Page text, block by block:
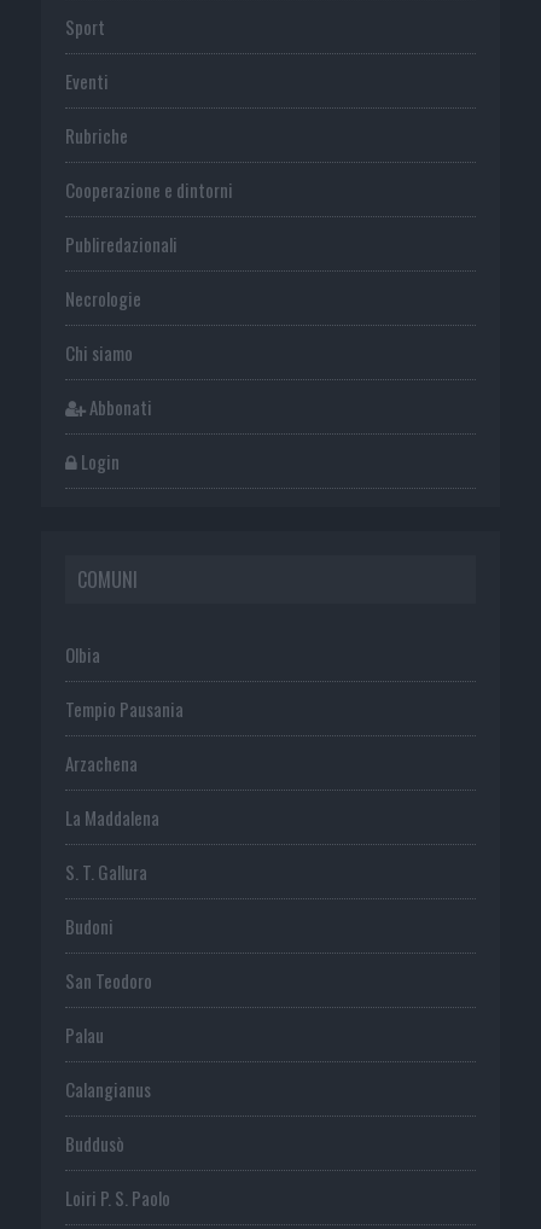
Sport
Eventi
Rubriche
Cooperazione e dintorni
Publiredazionali
Necrologie
Chi siamo
Abbonati
Login
COMUNI
Olbia
Tempio Pausania
Arzachena
La Maddalena
S. T. Gallura
Budoni
San Teodoro
Palau
Calangianus
Buddusò
Loiri P. S. Paolo